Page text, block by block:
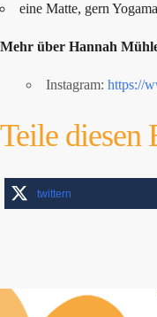
eine Matte, gern
Mehr über Hannah
Instagram: https://
Teile diesen
twittern